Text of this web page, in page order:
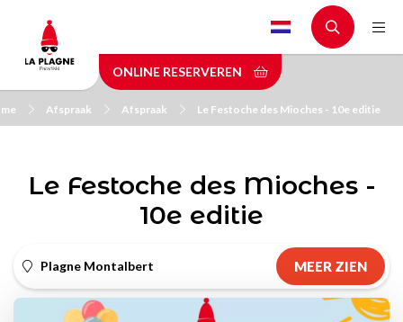
main
content
ONLINE RESERVEREN
Afspraak Afspraak Le Festoche des Mioches - 10e editie
Le Festoche des Mioches -
10e editie
Plagne Montalbert MEER ZIEN